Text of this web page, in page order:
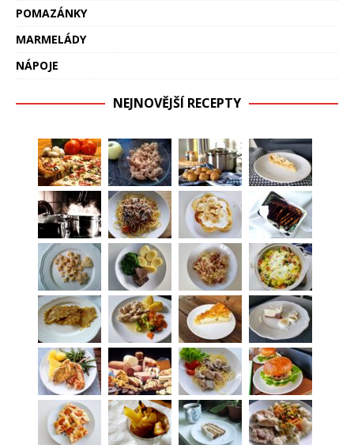
POMAZÁNKY
MARMELÁDY
NÁPOJE
NEJNOVĚJŠÍ RECEPTY